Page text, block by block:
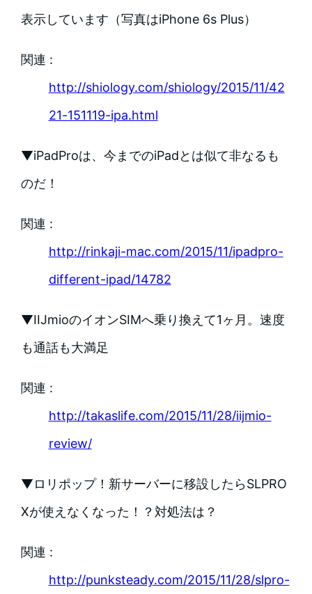
表示しています（写真はiPhone 6s Plus）
関連 :
http://shiology.com/shiology/2015/11/42
21-151119-ipa.html
▼iPadProは、今までのiPadとは似て非なるも
のだ！
関連 :
http://rinkaji-mac.com/2015/11/ipadpro-
different-ipad/14782
▼IIJmioのイオンSIMへ乗り換えて1ヶ月。速度
も通話も大満足
関連 :
http://takaslife.com/2015/11/28/iijmio-
review/
▼ロリポップ！新サーバーに移設したらSLPRO
Xが使えなくなった！？対処法は？
関連 :
http://punksteady.com/2015/11/28/slpro-